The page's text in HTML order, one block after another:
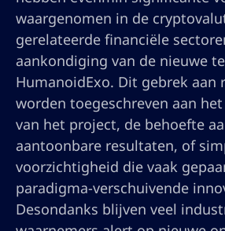
waargenomen in de
gerelateerde financiële
aankondiging van de nieuwe
HumanoidExo. Dit gebrek aan
worden toegeschreven aan
van het project, de behoefte
aantoonbare resultaten, of
voorzichtigheid die vaak
paradigma-verschuivende
Desondanks blijven veel